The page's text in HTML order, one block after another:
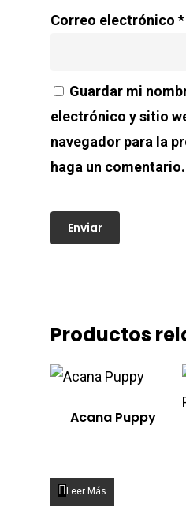
Correo electrónico *
Guardar mi
electrónico y sitio
navegador para la
haga un comentario.
Productos
Acana Puppy
Leer Más